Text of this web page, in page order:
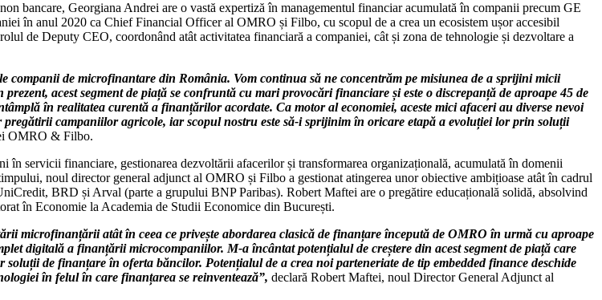
bancare, Georgiana Andrei are o vastă expertiză în managementul financiar acumulată în companii precum GE
în anul 2020 ca Chief Financial Officer al OMRO și Filbo, cu scopul de a crea un ecosistem ușor accesibil
de Deputy CEO, coordonând atât activitatea financiară a companiei, cât și zona de tehnologie și dezvoltare a
de microfinantare din România. Vom continua să ne concentrăm pe misiunea de a sprijini micii
acest segment de piață se confruntă cu mari provocări financiare și este o discrepanță de aproape 45 de
în realitatea curentă a finanțărilor acordate. Ca motor al economiei, aceste mici afaceri au diverse nevoi
campaniilor agricole, iar scopul nostru este să-i sprijinim în oricare etapă a evoluției lor prin soluții
OMRO & Filbo.
servicii financiare, gestionarea dezvoltării afacerilor și transformarea organizațională, acumulată în domenii
noul director general adjunct al OMRO și Filbo a gestionat atingerea unor obiective ambițioase atât în cadrul
BRD și Arval (parte a grupului BNP Paribas). Robert Maftei are o pregătire educațională solidă, absolvind
în Economie la Academia de Studii Economice din București.
microfinanțării atât în ceea ce privește abordarea clasică de finanțare începută de OMRO în urmă cu aproape
digitală a finanțării microcompaniilor. M-a încântat potențialul de creștere din acest segment de piață care
de finanțare în oferta băncilor. Potențialul de a crea noi parteneriate de tip embedded finance deschide
în felul în care finanțarea se reinventează”, declară Robert Maftei, noul Director General Adjunct al